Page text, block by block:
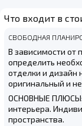
Что входит в
СВОБОДНАЯ
В зависимости от
определить
отделки и дизайн
оригинальный и
ОСНОВНЫЕ ПЛЮСЫ:
интерьера.
пространства.